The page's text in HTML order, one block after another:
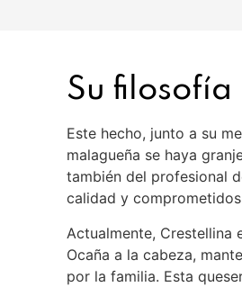
Su filosofía
Este hecho, junto a su
malagueña se haya
también del profesional
calidad y
Actualmente, Crestellina
Ocaña a la cabeza,
por la familia. Esta